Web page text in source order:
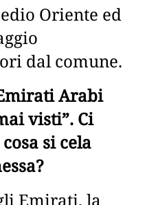
Oriente ed
dal comune.
Arabi
visti”. Ci
si cela
Emirati, la